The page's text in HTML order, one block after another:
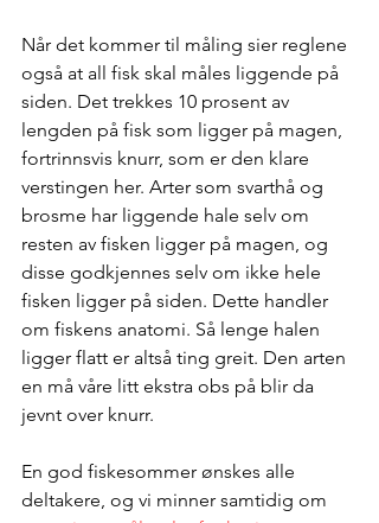
Når det kommer til måling sier reglene
også at all fisk skal måles liggende på
siden. Det trekkes 10 prosent av
lengden på fisk som ligger på magen,
fortrinnsvis knurr, som er den klare
verstingen her. Arter som svarthå og
brosme har liggende hale selv om
resten av fisken ligger på magen, og
disse godkjennes selv om ikke hele
fisken ligger på siden. Dette handler
om fiskens anatomi. Så lenge halen
ligger flatt er altså ting greit. Den arten
en må våre litt ekstra obs på blir da
jevnt over knurr.
En god fiskesommer ønskes alle
deltakere, og vi minner samtidig om